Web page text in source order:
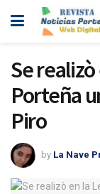
Se
Porteña
Piro
by La Nave